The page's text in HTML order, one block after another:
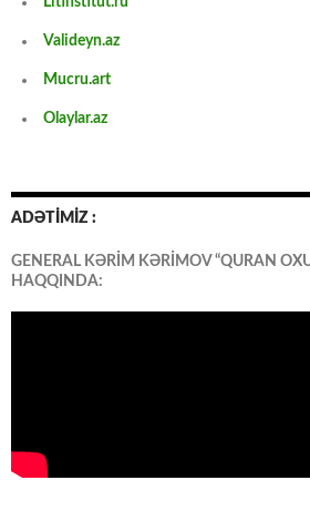
Valideyn.az
Mucru.art
Olaylar.az
ADƏTİMİZ :
GENERAL KƏRİM KƏRİMOV “QURAN
HAQQINDA: